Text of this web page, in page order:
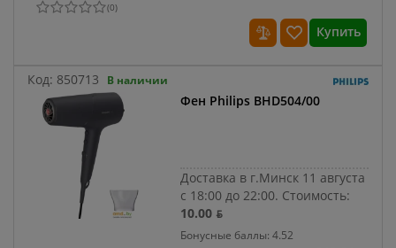
(0)
Купить
Код: 850713 В наличии
Фен Philips BHD504/00
Доставка в г.Минск 11 августа
с 18:00 до 22:00. Стоимость:
10.00 ƃ
Бонусные баллы: 4.52